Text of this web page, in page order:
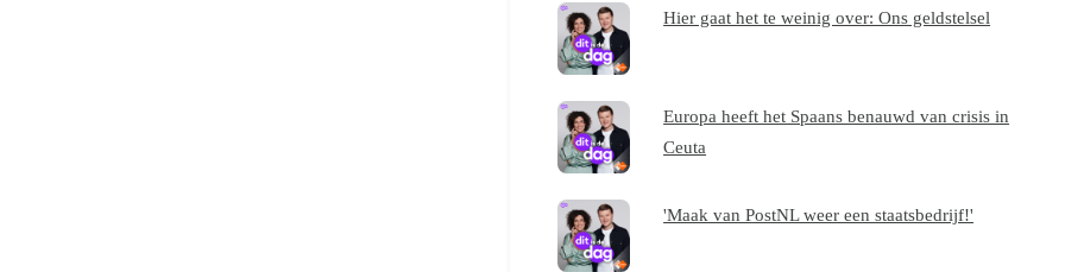
Hier gaat het te weinig over: Ons geldstelsel
Europa heeft het Spaans benauwd van crisis in
Ceuta
'Maak van PostNL weer een staatsbedrijf!'